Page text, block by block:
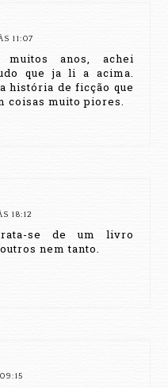
11:07
anos, achei
que ja li a acima.
história de ficção que
coisas muito piores.
18:12
se de um livro
nem tanto.